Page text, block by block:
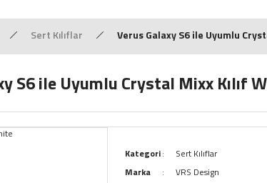
Sert Kılıflar Verus Galaxy S6 ile Uyumlu
S6 ile Uyumlu Crystal Mixx Kılıf
Kategori
Sert Kılıflar
Marka
VRS Design